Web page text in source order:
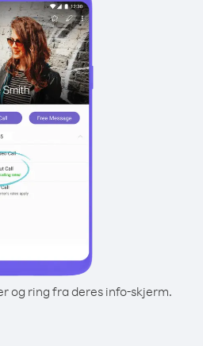
og ring fra deres info-skjerm.